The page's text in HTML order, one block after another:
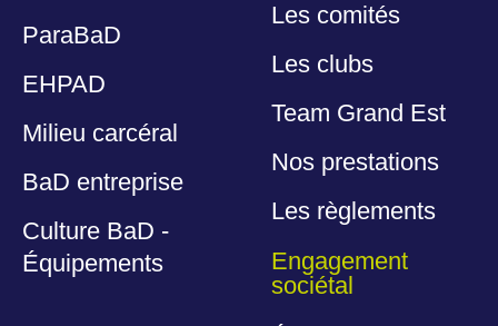
ParaBaD
EHPAD
Milieu carcéral
BaD entreprise
Culture BaD -
Équipements
Les comités
Les clubs
Team Grand Est
Nos prestations
Les règlements
Engagement
sociétal